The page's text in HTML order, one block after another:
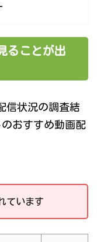
ることが出
信状況の調査結
おすすめ動画配
ています